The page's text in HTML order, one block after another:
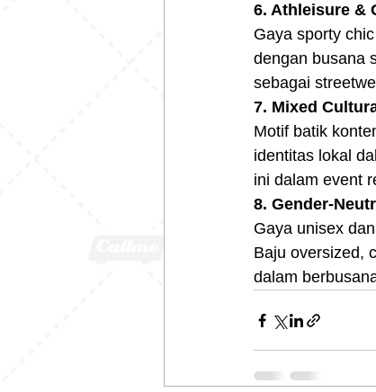
6. Athleisure &
Gaya sporty
dengan busana
sebagai
7. Mixed
Motif batik
identitas lokal
ini dalam event
8. Gender-
Gaya unisex
Baju oversized,
dalam